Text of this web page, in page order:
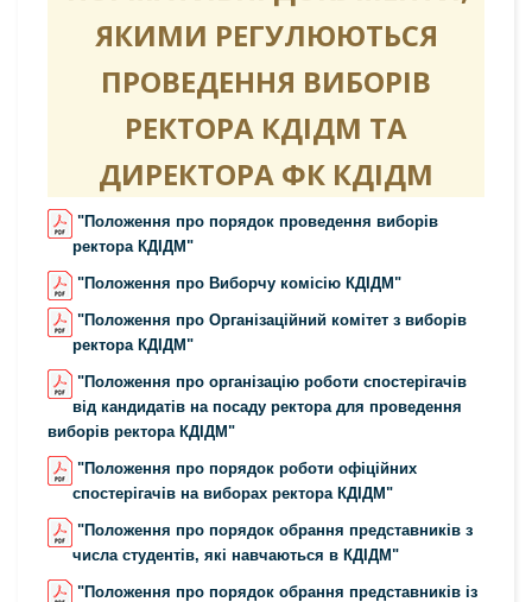
ЯКИМИ РЕГУЛЮЮТЬСЯ
ПРОВЕДЕННЯ ВИБОРІВ
РЕКТОРА КДІДМ ТА
ДИРЕКТОРА ФК КДІДМ
"Положення про порядок проведення виборів
ректора КДІДМ"
"Положення про Виборчу комісію КДІДМ"
"Положення про Організаційний комітет з виборів
ректора КДІДМ"
"Положення про організацію роботи спостерігачів
від кандидатів на посаду ректора для проведення
виборів ректора КДІДМ"
"Положення про порядок роботи офіційних
спостерігачів на виборах ректора КДІДМ"
"Положення про порядок обрання представників з
числа студентів, які навчаються в КДІДМ"
"Положення про порядок обрання представників із